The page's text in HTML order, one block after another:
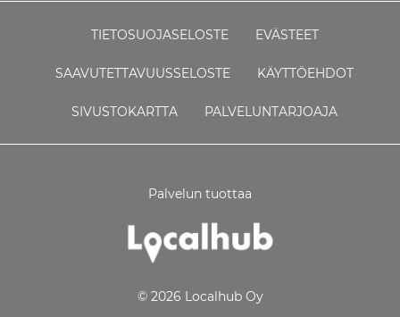
TIETOSUOJASELOSTE EVÄSTEET
SAAVUTETTAVUUSSELOSTE KÄYTTÖEHDOT
SIVUSTOKARTTA PALVELUNTARJOAJA
Palvelun tuottaa
© 2026 Localhub Oy